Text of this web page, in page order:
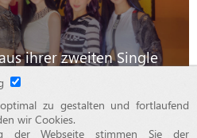
zu gestalten und fortlaufend
wir Cookies.
der Webseite stimmen Sie der
ihrer zweiten Single